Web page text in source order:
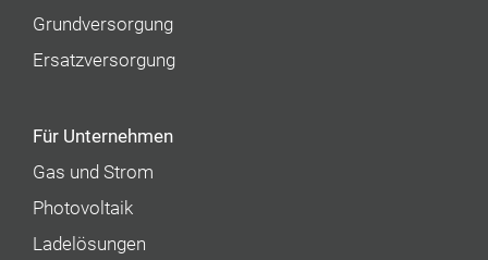
Grundversorgung
Ersatzversorgung
Für Unternehmen
Gas und Strom
Photovoltaik
Ladelösungen